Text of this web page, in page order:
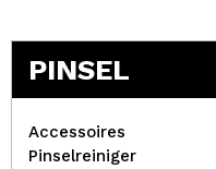
PINSEL
Accessoires
Pinselreiniger